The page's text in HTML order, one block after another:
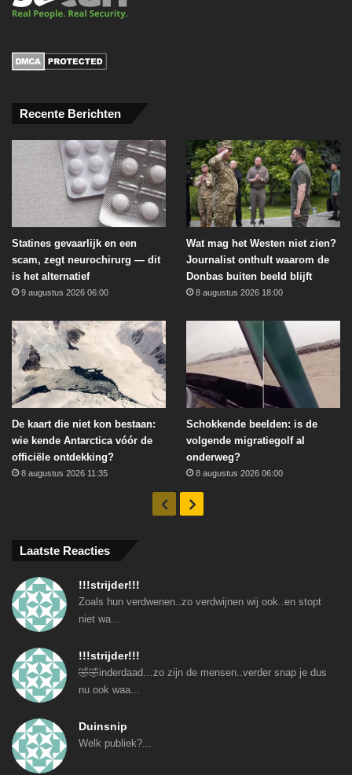
Recente Berichten
Statines gevaarlijk en een
scam, zegt neurochirurg — dit
is het alternatief
9 augustus 2026 06:00
Wat mag het Westen niet zien?
Journalist onthult waarom de
Donbas buiten beeld blijft
8 augustus 2026 18:00
De kaart die niet kon bestaan:
wie kende Antarctica vóór de
officiële ontdekking?
8 augustus 2026 11:35
Schokkende beelden: is de
volgende migratiegolf al
onderweg?
8 augustus 2026 06:00
VorigeVolgende
Laatste Reacties
!!!strijder!!!
Zoals hun verdwenen..zo verdwijnen wij ook..en stopt
niet wa...
!!!strijder!!!
🤣🤣inderdaad…zo zijn de mensen..verder snap je dus
nu ook waa...
Duinsnip
Welk publiek?...